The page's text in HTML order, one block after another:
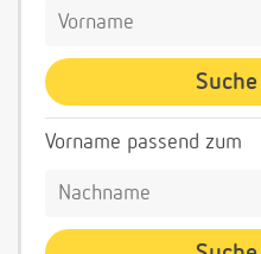
Vorname passend zum